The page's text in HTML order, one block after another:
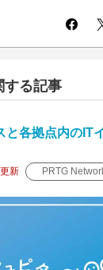
する記事
と各拠点内のIT
更新 PRTG